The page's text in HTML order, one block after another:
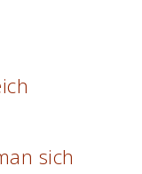
sich